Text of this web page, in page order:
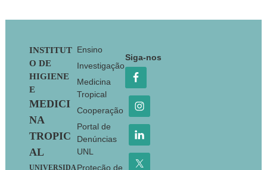
Footer
INSTITUT
O DE
HIGIENE
E
MEDICI
NA
TROPIC
AL
UNIVERSIDA
Ensino
Investigação
Medicina
Tropical
Cooperação
Portal de
Denúncias
UNL
Proteção de
Siga-nos